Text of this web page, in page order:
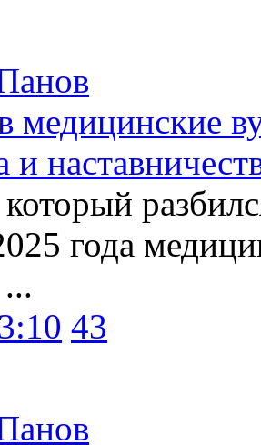
медицинские
и
года
43